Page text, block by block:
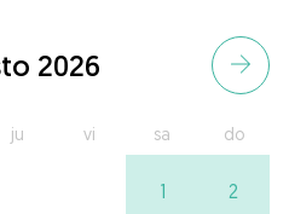
2026
ju vi sa do
1 2